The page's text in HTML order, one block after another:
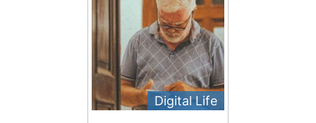
Digital Life